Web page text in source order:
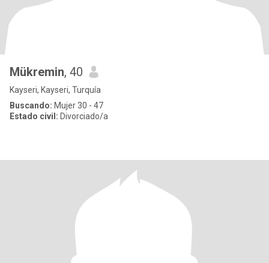
Mükremin, 40
Kayseri, Kayseri, Turquía
Buscando: Mujer 30 - 47
Estado civil: Divorciado/a